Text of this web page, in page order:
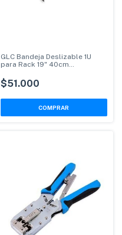
GLC Bandeja Deslizable 1U
para Rack 19" 40cm
$51.000